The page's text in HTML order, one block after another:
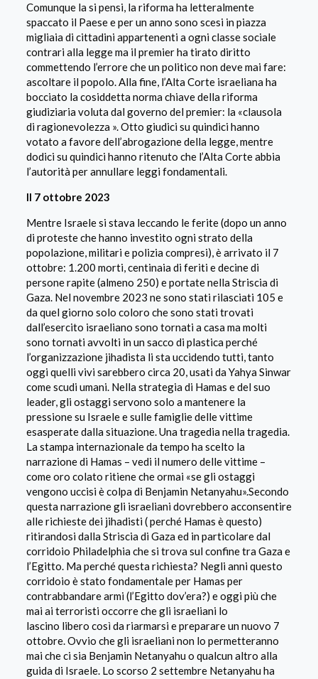
Comunque la si pensi, la riforma ha letteralmente
spaccato il Paese e per un anno sono scesi in piazza
migliaia di cittadini appartenenti a ogni classe sociale
contrari alla legge ma il premier ha tirato diritto
commettendo l’errore che un politico non deve mai fare:
ascoltare il popolo. Alla fine, l’Alta Corte israeliana ha
bocciato la cosiddetta norma chiave della riforma
giudiziaria voluta dal governo del premier: la «clausola
di ragionevolezza ». Otto giudici su quindici hanno
votato a favore dell’abrogazione della legge, mentre
dodici su quindici hanno ritenuto che l’Alta Corte abbia
l’autorità per annullare leggi fondamentali.
Il 7 ottobre 2023
Mentre Israele si stava leccando le ferite (dopo un anno
di proteste che hanno investito ogni strato della
popolazione, militari e polizia compresi), è arrivato il 7
ottobre: 1.200 morti, centinaia di feriti e decine di
persone rapite (almeno 250) e portate nella Striscia di
Gaza. Nel novembre 2023 ne sono stati rilasciati 105 e
da quel giorno solo coloro che sono stati trovati
dall’esercito israeliano sono tornati a casa ma molti
sono tornati avvolti in un sacco di plastica perché
l’organizzazione jihadista li sta uccidendo tutti, tanto
oggi quelli vivi sarebbero circa 20, usati da Yahya Sinwar
come scudi umani. Nella strategia di Hamas e del suo
leader, gli ostaggi servono solo a mantenere la
pressione su Israele e sulle famiglie delle vittime
esasperate dalla situazione. Una tragedia nella tragedia.
La stampa internazionale da tempo ha scelto la
narrazione di Hamas – vedi il numero delle vittime –
come oro colato ritiene che ormai «se gli ostaggi
vengono uccisi è colpa di Benjamin Netanyahu».Secondo
questa narrazione gli israeliani dovrebbero acconsentire
alle richieste dei jihadisti ( perché Hamas è questo)
ritirandosi dalla Striscia di Gaza ed in particolare dal
corridoio Philadelphia che si trova sul confine tra Gaza e
l’Egitto. Ma perché questa richiesta? Negli anni questo
corridoio è stato fondamentale per Hamas per
contrabbandare armi (l’Egitto dov’era?) e oggi più che
mai ai terroristi occorre che gli israeliani lo
lascino libero così da riarmarsi e preparare un nuovo 7
ottobre. Ovvio che gli israeliani non lo permetteranno
mai che ci sia Benjamin Netanyahu o qualcun altro alla
guida di Israele. Lo scorso 2 settembre Netanyahu ha